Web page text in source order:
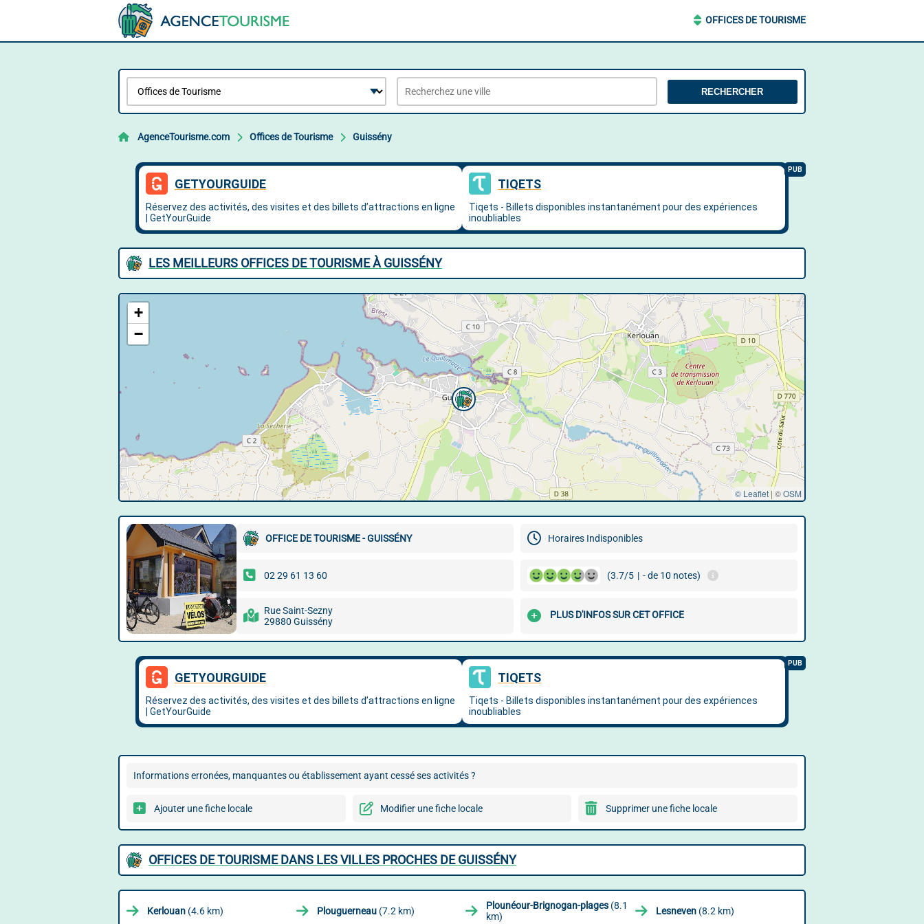
OFFICES DE TOURISME
RECHERCHER
AgenceTourisme.com Offices de Tourisme Guissény
LES MEILLEURS OFFICES DE TOURISME À GUISSÉNY
+
−
© Leaflet |©OSM
OFFICE DE TOURISME - GUISSÉNY Horaires Indisponibles
02 29 61 13 60 (3.7/5 | - de 10 notes)
Rue Saint-Sezny
29880 Guissény
PLUS D'INFOS SUR CET OFFICE
Informations erronées, manquantes ou établissement ayant cessé ses activités ?
Ajouter une fiche locale Modifier une fiche locale Supprimer une fiche locale
OFFICES DE TOURISME DANS LES VILLES PROCHES DE GUISSÉNY
Kerlouan (4.6 km) Plouguerneau(7.2 km) Plounéour-Brignogan-plages (8.1
km)
Lesneven(8.2 km)